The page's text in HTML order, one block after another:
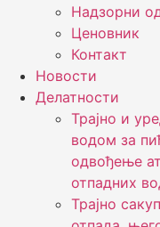
Надзорни
Ценовник
Контакт
Новости
Делатности
Трајно и
водом за
одвођење
отпадних
Трајно